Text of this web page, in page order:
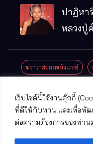
เว็บไซต์นี้ใช้งานคุ๊กกี้
ที่ดีให้กับท่าน และเพื่อพั
ต่อความต้องการของท่าน
รมฐาน
คุณ (หล
ปู่บัวเกตุ
แล้ว วัด
อ.แม่ริม
จ.เชียง
ปาฏิหา
หลวงปู่
มณี
ฆราวาสจอมขมังเวทย์
ปาฏิหาริย์พระเครื่อง
พระพุทธรูปศักดิ์สิทธิ์